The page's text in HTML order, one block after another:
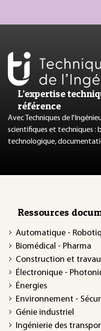
L’expertise
référence
Avec Techniques de
scientifiques et techniques :
technologique,
Ressources
Automatique -
Biomédical - Pharma
Construction et
Électronique -
Énergies
Environnement -
Génie industriel
Ingénierie des